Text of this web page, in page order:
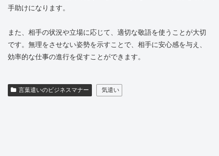
手助けになります。
また、相手の状況や立場に応じて、適切な敬語を使うことが大切
です。無理をさせない姿勢を示すことで、相手に安心感を与え、
効率的な仕事の進行を促すことができます。
言葉遣いのビジネスマナー 気遣い